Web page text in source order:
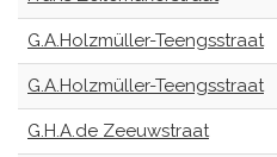
G.A.Holzmüller-Teengsstraat
G.A.Holzmüller-Teengsstraat
G.H.A.de Zeeuwstraat